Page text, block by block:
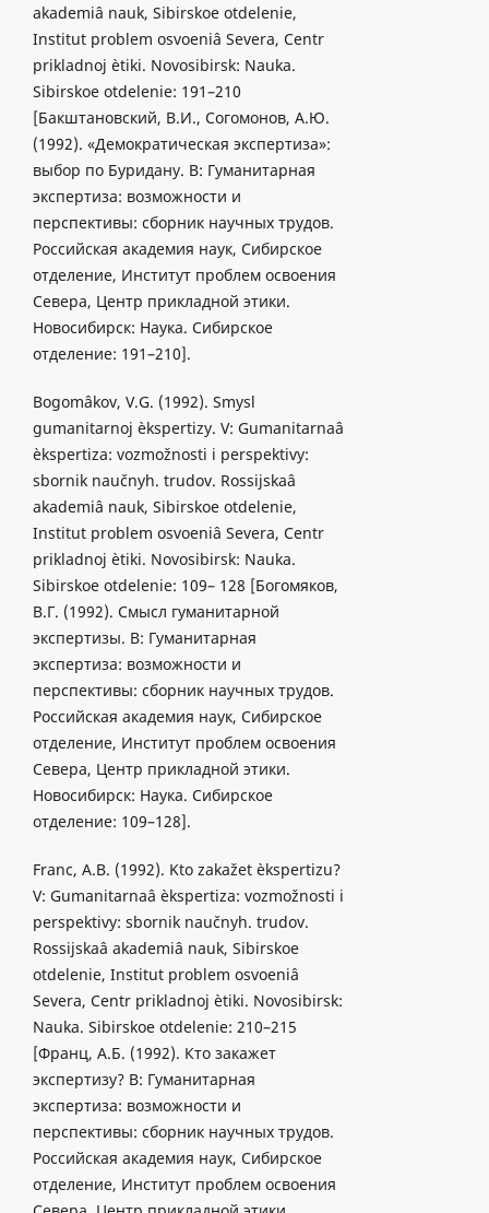
akademiâ nauk, Sibirskoe otdelenie,
Institut problem osvoeniâ Severa, Centr
prikladnoj ètiki. Novosibirsk: Nauka.
Sibirskoe otdelenie: 191–210
[Бакштановский, В.И., Согомонов, А.Ю.
(1992). «Демократическая экспертиза»:
выбор по Буридану. B: Гуманитарная
экспертиза: возможности и
перспективы: cборник научных трудов.
Российская академия наук, Сибирское
отделение, Институт проблем освоения
Севера, Центр прикладной этики.
Новосибирск: Наука. Сибирское
отделение: 191–210].
Bogomâkov, V.G. (1992). Smysl
gumanitarnoj èkspertizy. V: Gumanitarnaâ
èkspertiza: vozmožnosti i perspektivy:
sbornik naučnyh. trudov. Rossijskaâ
akademiâ nauk, Sibirskoe otdelenie,
Institut problem osvoeniâ Severa, Centr
prikladnoj ètiki. Novosibirsk: Nauka.
Sibirskoe otdelenie: 109– 128 [Богомяков,
В.Г. (1992). Смысл гуманитарной
экспертизы. B: Гуманитарная
экспертиза: возможности и
перспективы: cборник научных трудов.
Российская академия наук, Сибирское
отделение, Институт проблем освоения
Севера, Центр прикладной этики.
Новосибирск: Наука. Сибирское
отделение: 109–128].
Franc, A.B. (1992). Kto zakažet èkspertizu?
V: Gumanitarnaâ èkspertiza: vozmožnosti i
perspektivy: sbornik naučnyh. trudov.
Rossijskaâ akademiâ nauk, Sibirskoe
otdelenie, Institut problem osvoeniâ
Severa, Centr prikladnoj ètiki. Novosibirsk:
Nauka. Sibirskoe otdelenie: 210–215
[Франц, А.Б. (1992). Кто закажет
экспертизу? B: Гуманитарная
экспертиза: возможности и
перспективы: cборник научных трудов.
Российская академия наук, Сибирское
отделение, Институт проблем освоения